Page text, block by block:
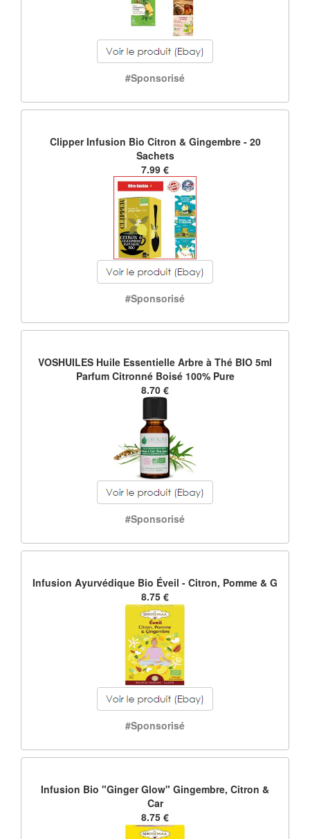
#Sponsorisé
Clipper Infusion Bio Citron & Gingembre - 20
Sachets
7.99 €
#Sponsorisé
VOSHUILES Huile Essentielle Arbre à Thé BIO 5ml
Parfum Citronné Boisé 100% Pure
8.70 €
#Sponsorisé
Infusion Ayurvédique Bio Éveil - Citron, Pomme & G
8.75 €
#Sponsorisé
Infusion Bio "Ginger Glow" Gingembre, Citron &
Car
8.75 €